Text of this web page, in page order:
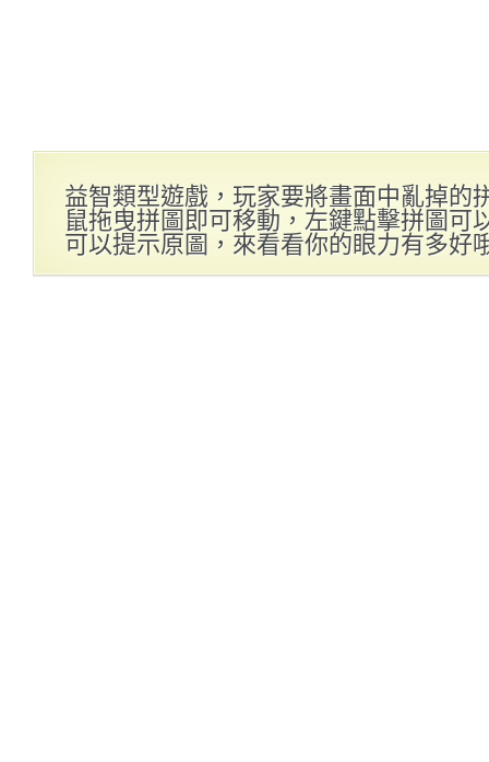
益智類型遊戲，玩家要將畫面中亂掉的
鼠拖曳拼圖即可移動，左鍵點擊拼圖可
可以提示原圖，來看看你的眼力有多好